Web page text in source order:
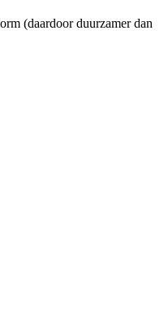
(daardoor duurzamer dan